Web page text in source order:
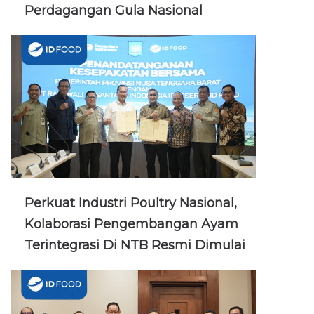
Perdagangan Gula Nasional
Perkuat Industri Poultry Nasional,
Kolaborasi Pengembangan Ayam
Terintegrasi Di NTB Resmi Dimulai